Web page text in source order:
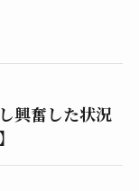
興奮した状況